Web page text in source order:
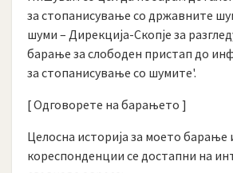
за стопанисување со државните
шуми – Дирекција-Скопје за
барање за слободен пристап до
за стопанисување со шумите'.
[ Одговорете на барањето ]
Целосна историја за моето барање
кореспонденции се достапни на